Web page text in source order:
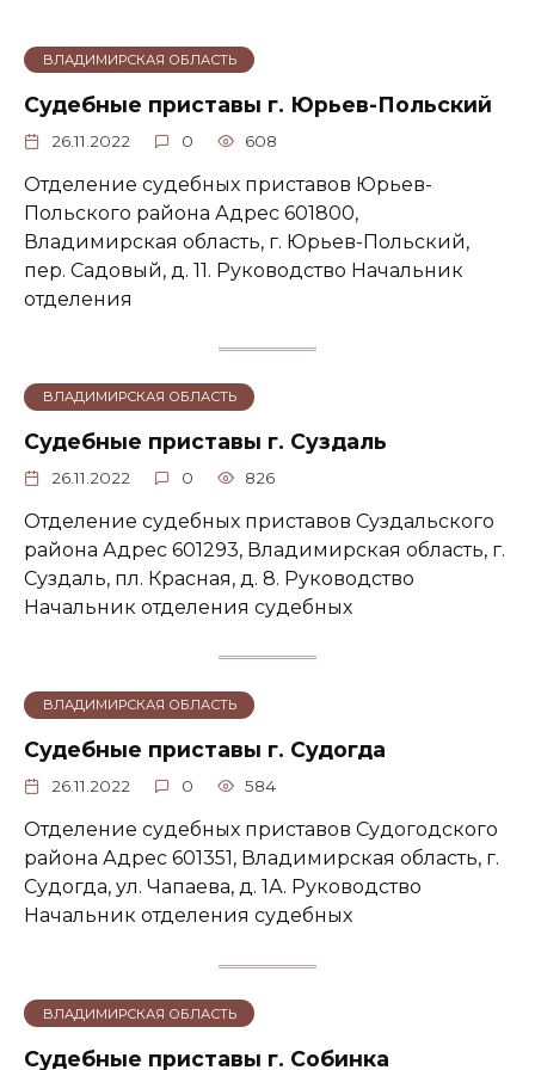
ВЛАДИМИРСКАЯ ОБЛАСТЬ
Судебные приставы г. Юрьев-Польский
26.11.2022 0 608
Отделение судебных приставов Юрьев-
Польского района Адрес 601800,
Владимирская область, г. Юрьев-Польский,
пер. Садовый, д. 11. Руководство Начальник
отделения
ВЛАДИМИРСКАЯ ОБЛАСТЬ
Судебные приставы г. Суздаль
26.11.2022 0 826
Отделение судебных приставов Суздальского
района Адрес 601293, Владимирская область, г.
Суздаль, пл. Красная, д. 8. Руководство
Начальник отделения судебных
ВЛАДИМИРСКАЯ ОБЛАСТЬ
Судебные приставы г. Судогда
26.11.2022 0 584
Отделение судебных приставов Судогодского
района Адрес 601351, Владимирская область, г.
Судогда, ул. Чапаева, д. 1А. Руководство
Начальник отделения судебных
ВЛАДИМИРСКАЯ ОБЛАСТЬ
Судебные приставы г. Собинка